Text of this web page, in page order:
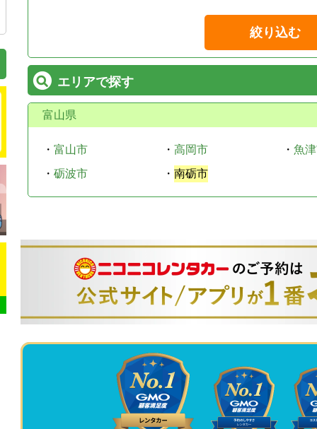
絞り込む
エリアで探す
富山県
・ 富山市 ・ 高岡市 ・ 魚
・ 砺波市 ・ 南砺市